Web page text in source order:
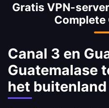
van je bank.
Gratis VPN-
Complete
Canal 3 en
Guatemalase
het